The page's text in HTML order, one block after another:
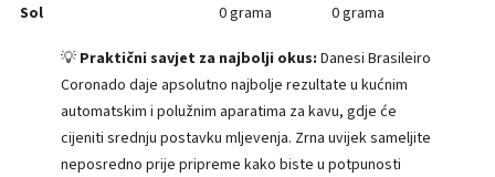
Sol
0 grama 0 grama
💡 Praktični savjet za najbolji okus: Danesi Brasileiro
Coronado daje apsolutno najbolje rezultate u kućnim
automatskim i polužnim aparatima za kavu, gdje će
cijeniti srednju postavku mljevenja. Zrna uvijek sameljite
neposredno prije pripreme kako biste u potpunosti